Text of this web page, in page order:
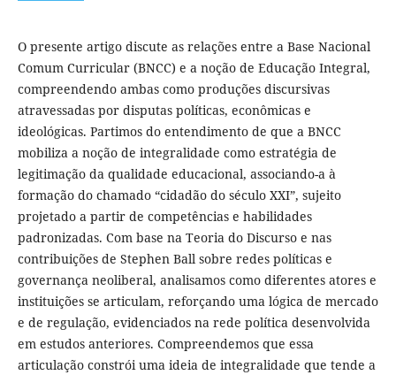
O presente artigo discute as relações entre a Base Nacional
Comum Curricular (BNCC) e a noção de Educação Integral,
compreendendo ambas como produções discursivas
atravessadas por disputas políticas, econômicas e
ideológicas. Partimos do entendimento de que a BNCC
mobiliza a noção de integralidade como estratégia de
legitimação da qualidade educacional, associando-a à
formação do chamado “cidadão do século XXI”, sujeito
projetado a partir de competências e habilidades
padronizadas. Com base na Teoria do Discurso e nas
contribuições de Stephen Ball sobre redes políticas e
governança neoliberal, analisamos como diferentes atores e
instituições se articulam, reforçando uma lógica de mercado
e de regulação, evidenciados na rede política desenvolvida
em estudos anteriores. Compreendemos que essa
articulação constrói uma ideia de integralidade que tende a